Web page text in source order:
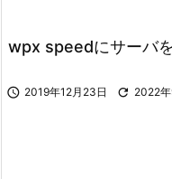
wpx speedにサーバ
 2019年12月23日  2022